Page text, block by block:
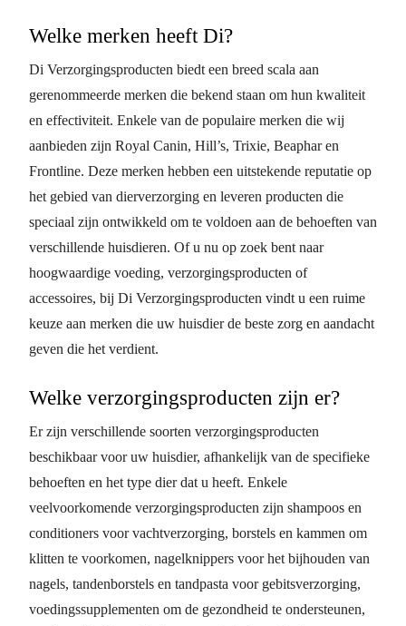
Welke merken heeft Di?
Di Verzorgingsproducten biedt een breed scala aan
gerenommeerde merken die bekend staan om hun kwaliteit
en effectiviteit. Enkele van de populaire merken die wij
aanbieden zijn Royal Canin, Hill’s, Trixie, Beaphar en
Frontline. Deze merken hebben een uitstekende reputatie op
het gebied van dierverzorging en leveren producten die
speciaal zijn ontwikkeld om te voldoen aan de behoeften van
verschillende huisdieren. Of u nu op zoek bent naar
hoogwaardige voeding, verzorgingsproducten of
accessoires, bij Di Verzorgingsproducten vindt u een ruime
keuze aan merken die uw huisdier de beste zorg en aandacht
geven die het verdient.
Welke verzorgingsproducten zijn er?
Er zijn verschillende soorten verzorgingsproducten
beschikbaar voor uw huisdier, afhankelijk van de specifieke
behoeften en het type dier dat u heeft. Enkele
veelvoorkomende verzorgingsproducten zijn shampoos en
conditioners voor vachtverzorging, borstels en kammen om
klitten te voorkomen, nagelknippers voor het bijhouden van
nagels, tandenborstels en tandpasta voor gebitsverzorging,
voedingssupplementen om de gezondheid te ondersteunen,